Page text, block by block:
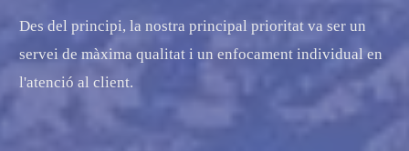
Des del principi, la nostra principal prioritat va ser un
servei de màxima qualitat i un enfocament individual en
l'atenció al client.